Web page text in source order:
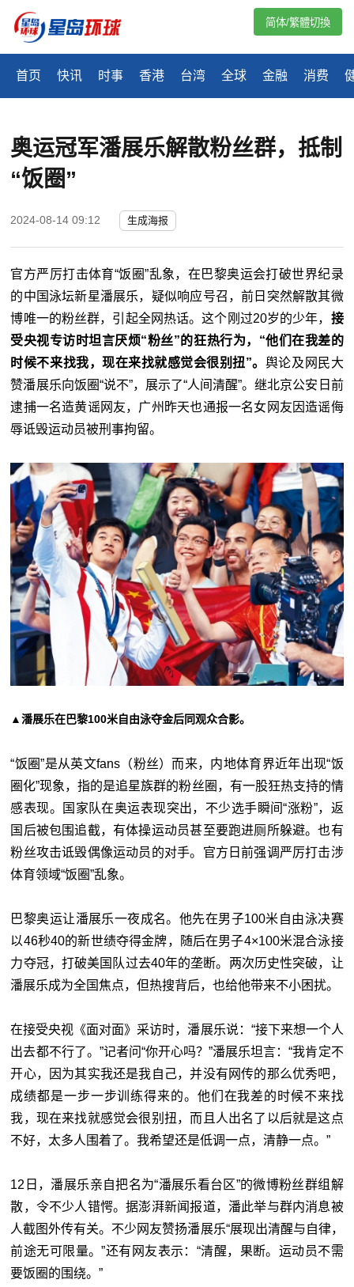
首页 快讯 时事 香港 台湾 全球 金融 消费
简体/繁體切換
奥运冠军潘展乐解散粉丝群，抵制
“饭圈”
2024-08-14 09:12 生成海报
官方严厉打击体育“饭圈”乱象，在巴黎奥运会打破世界纪录
的中国泳坛新星潘展乐，疑似响应号召，前日突然解散其微
博唯一的粉丝群，引起全网热话。这个刚过20岁的少年， 接
受央视专访时坦言厌烦“粉丝”的狂热行为，“他们在我差的
时候不来找我，现在来找就感觉会很别扭”。 舆论及网民大
赞潘展乐向饭圈“说不”，展示了“人间清醒”。继北京公安日前
逮捕一名造黄谣网友，广州昨天也通报一名女网友因造谣侮
辱诋毁运动员被刑事拘留。
▲潘展乐在巴黎100米自由泳夺金后同观众合影。
“饭圈”是从英文fans（粉丝）而来，内地体育界近年出现“饭
圈化”现象，指的是追星族群的粉丝圈，有一股狂热支持的情
感表现。国家队在奥运表现突出，不少选手瞬间“涨粉”，返
国后被包围追截，有体操运动员甚至要跑进厕所躲避。也有
粉丝攻击诋毁偶像运动员的对手。官方日前强调严厉打击涉
体育领域“饭圈”乱象。
巴黎奥运让潘展乐一夜成名。他先在男子100米自由泳决赛
以46秒40的新世绩夺得金牌，随后在男子4×100米混合泳接
力夺冠，打破美国队过去40年的垄断。两次历史性突破，让
潘展乐成为全国焦点，但热搜背后，也给他带来不小困扰。
在接受央视《面对面》采访时，潘展乐说：“接下来想一个人
出去都不行了。”记者问“你开心吗？”潘展乐坦言：“我肯定不
开心，因为其实我还是我自己，并没有网传的那么优秀吧，
成绩都是一步一步训练得来的。他们在我差的时候不来找
我，现在来找就感觉会很别扭，而且人出名了以后就是这点
不好，太多人围着了。我希望还是低调一点，清静一点。”
12日，潘展乐亲自把名为“潘展乐看台区”的微博粉丝群组解
散，令不少人错愕。据澎湃新闻报道，潘此举与群内消息被
人截图外传有关。不少网友赞扬潘展乐“展现出清醒与自律，
前途无可限量。”还有网友表示：“清醒，果断。运动员不需
要饭圈的围绕。”